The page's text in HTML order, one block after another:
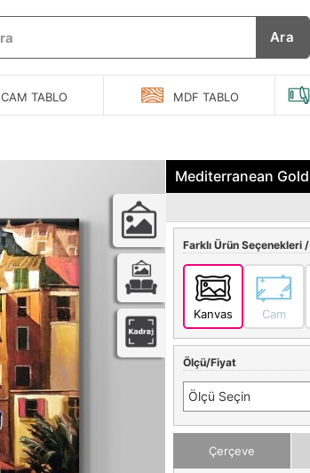
Ara
CAM TABLO MDF TABLO
Mediterranean
Farklı Ürün Seçenekleri /
Kanvas Cam
Ölçü/Fiyat
Ölçü Seçin
Çerçeve